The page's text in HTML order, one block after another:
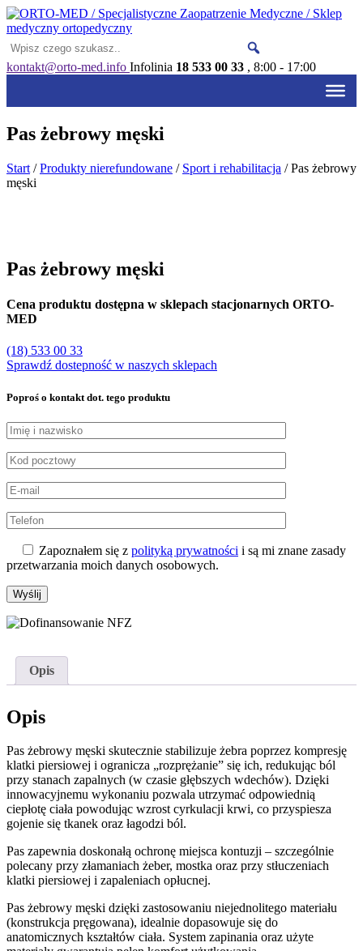
kontakt@orto-med.info Infolinia 18 533 00 33 , 8:00 - 17:00
Pas żebrowy męski
Start /Produkty nierefundowane / Sport i rehabilitacja / Pas żebrowy
męski
Pas żebrowy męski
Cena produktu dostępna w sklepach stacjonarnych ORTO-
MED
(18) 533 00 33
Sprawdź dostepność w naszych sklepach
Poproś o kontakt dot. tego produktu
Zapoznałem się z polityką prywatności i są mi znane zasady
przetwarzania moich danych osobowych.
Opis
Opis
Pas żebrowy męski skutecznie stabilizuje żebra poprzez kompresję
klatki piersiowej i ogranicza „rozprężanie” się ich, redukując ból
przy stanach zapalnych (w czasie głębszych wdechów). Dzięki
innowacyjnemu wykonaniu pozwala utrzymać odpowiednią
ciepłotę ciała powodując wzrost cyrkulacji krwi, co przyspiesza
gojenie się tkanek oraz łagodzi ból.
Pas zapewnia doskonałą ochronę miejsca kontuzji – szczególnie
polecany przy złamaniach żeber, mostka oraz przy stłuczeniach
klatki piersiowej i zapaleniach opłucnej.
Pas żebrowy męski dzięki zastosowaniu niejednolitego materiału
(konstrukcja pręgowana), idealnie dopasowuje się do
anatomicznych kształtów ciała. System zapinania oraz użyte